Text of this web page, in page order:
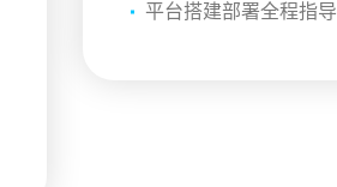
平台搭建部署全程指导